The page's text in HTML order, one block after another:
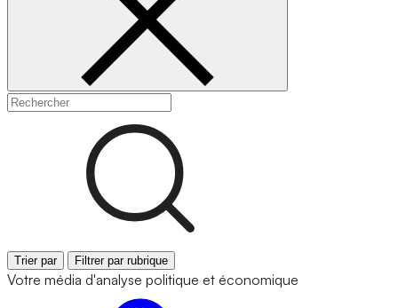
Trier par Filtrer par rubrique
Votre média d'analyse politique et économique